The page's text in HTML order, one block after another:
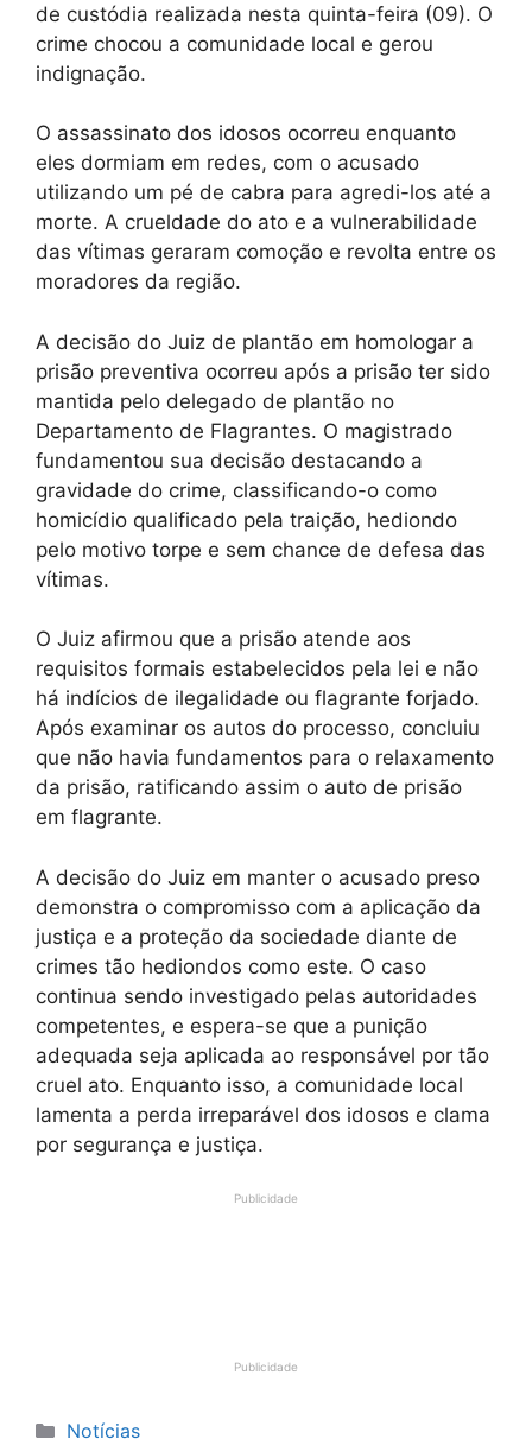
de custódia realizada nesta quinta-feira (09). O
crime chocou a comunidade local e gerou
indignação.
O assassinato dos idosos ocorreu enquanto
eles dormiam em redes, com o acusado
utilizando um pé de cabra para agredi-los até a
morte. A crueldade do ato e a vulnerabilidade
das vítimas geraram comoção e revolta entre os
moradores da região.
A decisão do Juiz de plantão em homologar a
prisão preventiva ocorreu após a prisão ter sido
mantida pelo delegado de plantão no
Departamento de Flagrantes. O magistrado
fundamentou sua decisão destacando a
gravidade do crime, classificando-o como
homicídio qualificado pela traição, hediondo
pelo motivo torpe e sem chance de defesa das
vítimas.
O Juiz afirmou que a prisão atende aos
requisitos formais estabelecidos pela lei e não
há indícios de ilegalidade ou flagrante forjado.
Após examinar os autos do processo, concluiu
que não havia fundamentos para o relaxamento
da prisão, ratificando assim o auto de prisão
em flagrante.
A decisão do Juiz em manter o acusado preso
demonstra o compromisso com a aplicação da
justiça e a proteção da sociedade diante de
crimes tão hediondos como este. O caso
continua sendo investigado pelas autoridades
competentes, e espera-se que a punição
adequada seja aplicada ao responsável por tão
cruel ato. Enquanto isso, a comunidade local
lamenta a perda irreparável dos idosos e clama
por segurança e justiça.
Publicidade
Publicidade
Categorias
Notícias